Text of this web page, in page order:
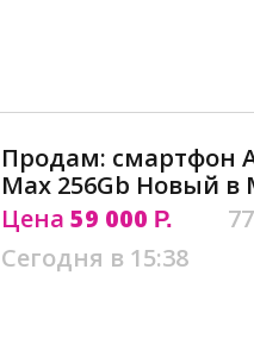
Продам: смартфон
Max 256Gb Новый в
Цена 59 000 Р.
Сегодня в 15:38